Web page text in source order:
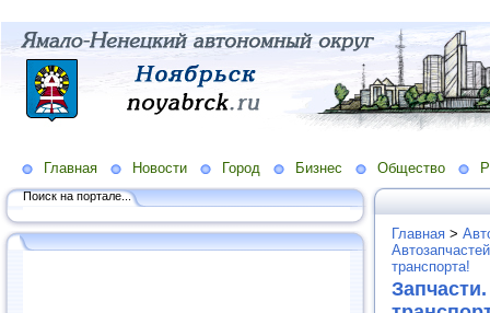
Главная Новости Город Бизнес Общество
Поиск на портале...
Главная >
транспорта!